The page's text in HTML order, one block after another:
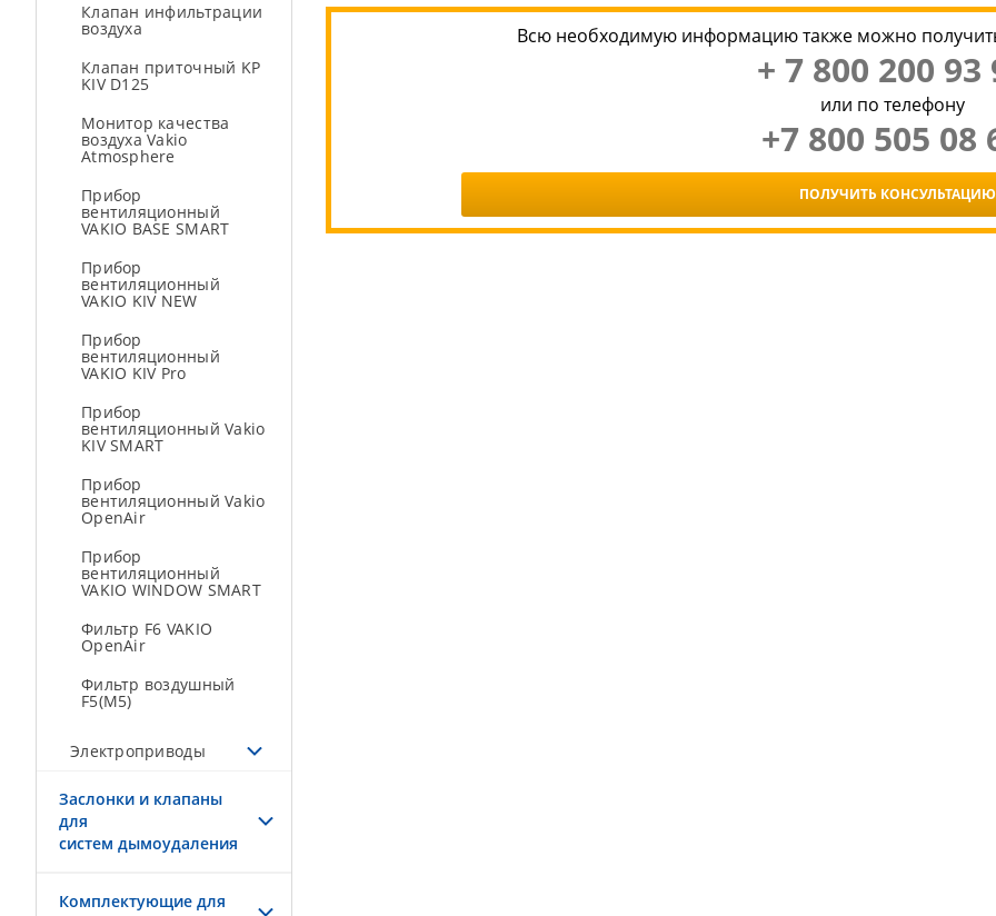
Клапан инфильтрации
воздуха
Клапан приточный KP
KIV D125
Монитор качества
воздуха Vakio
Atmosphere
Прибор
вентиляционный
VAKIO BASE SMART
Прибор
вентиляционный
VAKIO KIV NEW
Прибор
вентиляционный
VAKIO KIV Pro
Прибор
вентиляционный Vakio
KIV SMART
Прибор
вентиляционный Vakio
OpenAir
Прибор
вентиляционный
VAKIO WINDOW SMART
Фильтр F6 VAKIO
OpenAir
Фильтр воздушный
F5(M5)
Электроприводы
Заслонки и клапаны
для
систем дымоудаления
Комплектующие для
Всю необходимую информацию также можно
+ 7 800 200 93
или по телефону
+7 800 505 08
ПОЛУЧИТЬ КОНСУЛЬТАЦИЮ